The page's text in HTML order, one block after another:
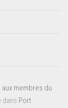
membres du
dans Port